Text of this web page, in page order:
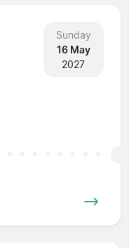
Sunday
16 May
2027